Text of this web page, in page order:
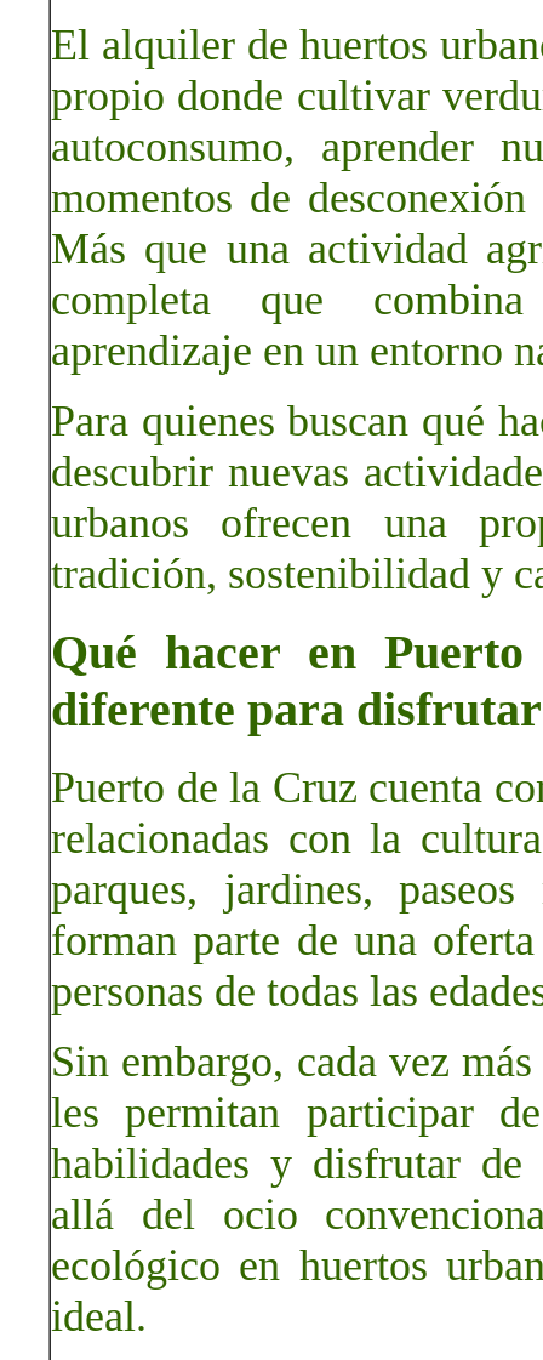
El alquiler de huertos
propio donde cultivar
autoconsumo, aprender
momentos de
Más que una actividad
completa que
aprendizaje en un entorno
Para quienes buscan qué
descubrir nuevas
urbanos ofrecen una
tradición, sostenibilidad y
Qué hacer en
diferente para
Puerto de la Cruz cuenta
relacionadas con la
parques, jardines,
forman parte de una
personas de todas las
Sin embargo, cada vez
les permitan participar
habilidades y disfrutar de
allá del ocio
ecológico en huertos
ideal.